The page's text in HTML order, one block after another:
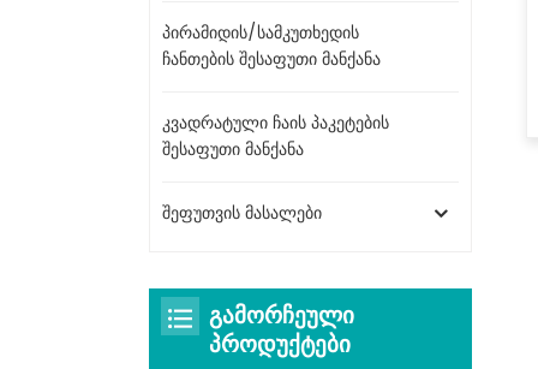
პირამიდის/სამკუთხედის
ჩანთების შესაფუთი მანქანა
კვადრატული ჩაის პაკეტების
შესაფუთი მანქანა
შეფუთვის მასალები
ᲒᲐᲛᲝᲠᲩᲔᲣᲚᲘ
ᲞᲠᲝᲓᲣᲥᲢᲔᲑᲘ